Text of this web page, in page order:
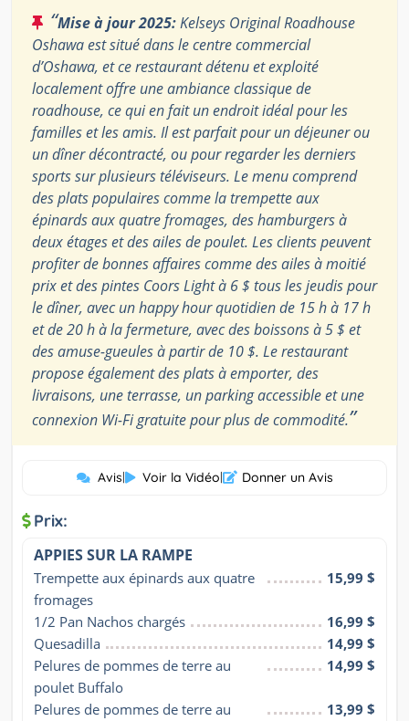
“Mise à jour 2025:Kelseys Original Roadhouse
Oshawa est situé dans le centre commercial
d’Oshawa, et ce restaurant détenu et exploité
localement offre une ambiance classique de
roadhouse, ce qui en fait un endroit idéal pour les
familles et les amis. Il est parfait pour un déjeuner ou
un dîner décontracté, ou pour regarder les derniers
sports sur plusieurs téléviseurs. Le menu comprend
des plats populaires comme la trempette aux
épinards aux quatre fromages, des hamburgers à
deux étages et des ailes de poulet. Les clients peuvent
profiter de bonnes affaires comme des ailes à moitié
prix et des pintes Coors Light à 6 $ tous les jeudis pour
le dîner, avec un happy hour quotidien de 15 h à 17 h
et de 20 h à la fermeture, avec des boissons à 5 $ et
des amuse-gueules à partir de 10 $. Le restaurant
propose également des plats à emporter, des
livraisons, une terrasse, un parking accessible et une
connexion Wi-Fi gratuite pour plus de commodité.”
Avis| Voir la Vidéo| Donner un Avis
Prix:
APPIES SUR LA RAMPE
Trempette aux épinards aux quatre
fromages
15,99 $
1/2 Pan Nachos chargés
16,99 $
Quesadilla
14,99 $
Pelures de pommes de terre au
poulet Buffalo
14,99 $
Pelures de pommes de terre au
13,99 $